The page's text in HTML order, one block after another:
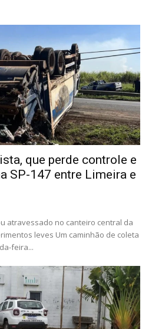
que perde controle e
SP-147 entre Limeira e
atravessado no canteiro central da
leves Um caminhão de coleta
feira...